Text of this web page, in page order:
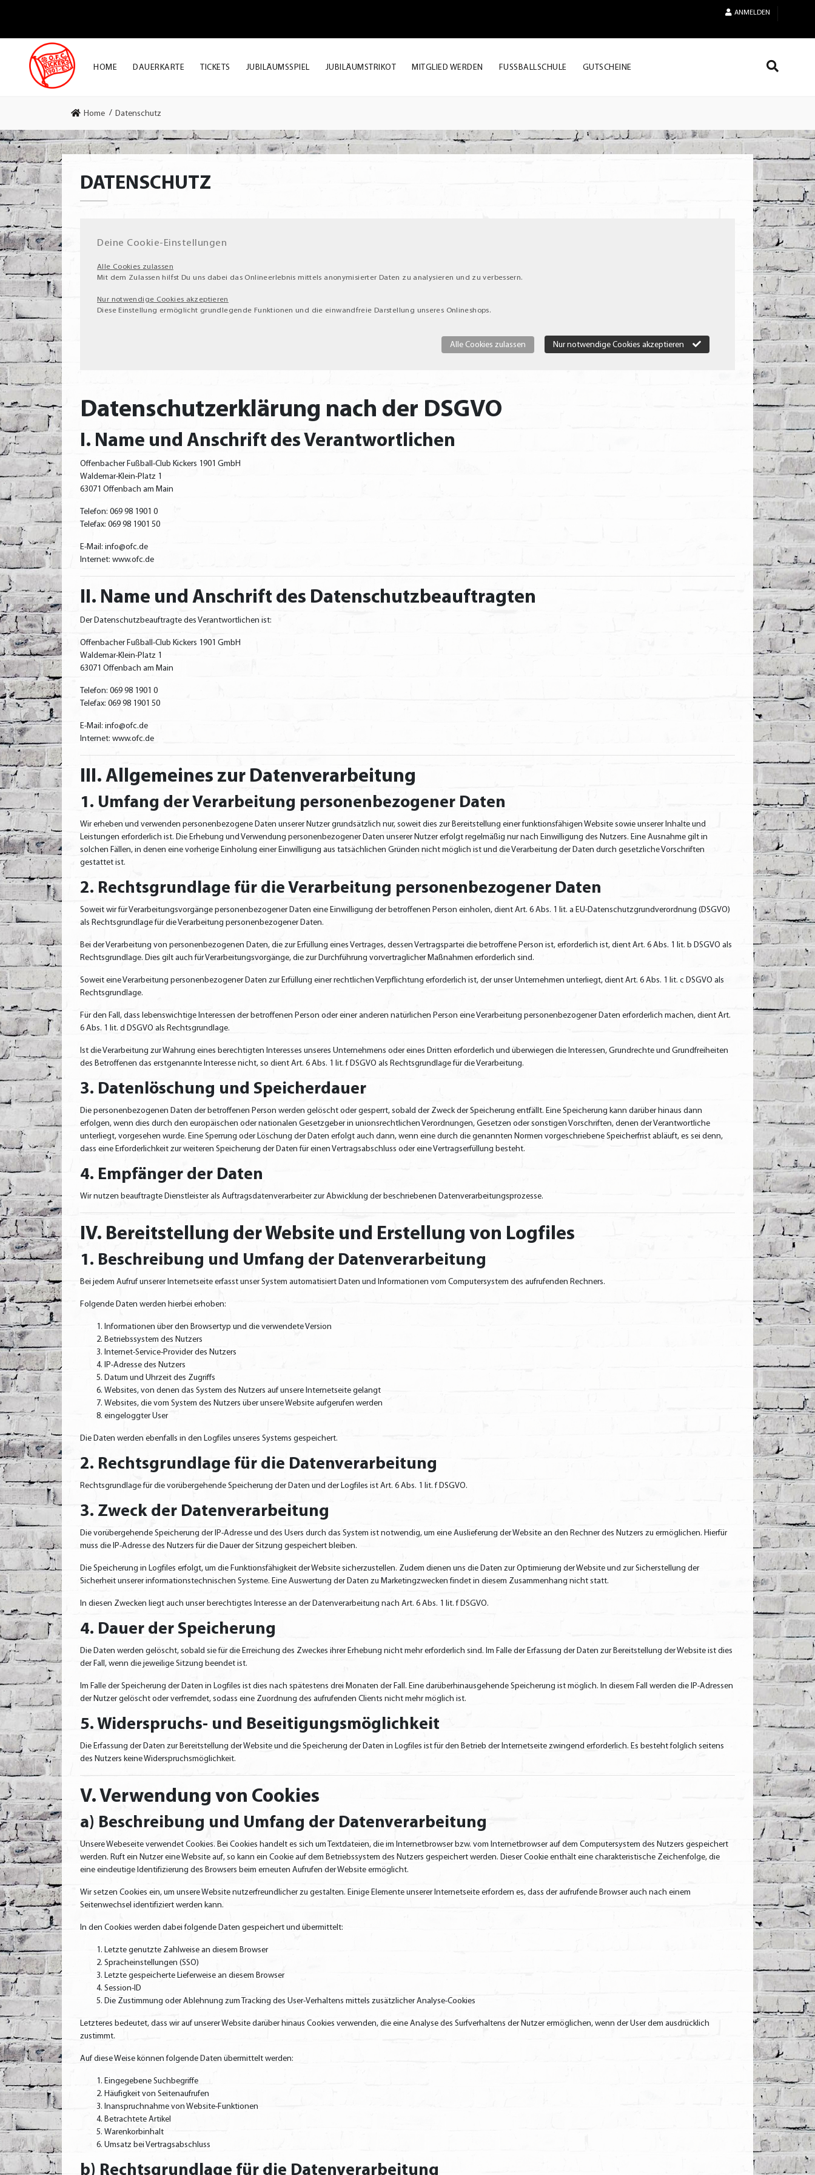
ANMELDEN
HOME DAUERKARTE TICKETS JUBILÄUMSSPIEL JUBILÄUMSTRIKOT MITGLIED WERDEN FUSSBALLSCHULE GUTSCHEINE
Home Datenschutz
DATENSCHUTZ
Deine Cookie-Einstellungen
Alle Cookies zulassen
Mit dem Zulassen hilfst Du uns dabei das Onlineerlebnis mittels anonymisierter Daten zu analysieren und zu verbessern.
Nur notwendige Cookies akzeptieren
Diese Einstellung ermöglicht grundlegende Funktionen und die einwandfreie Darstellung unseres Onlineshops.
Alle Cookies zulassen Nur notwendige Cookies akzeptieren
Datenschutzerklärung nach der DSGVO
I. Name und Anschrift des Verantwortlichen
Offenbacher Fußball-Club Kickers 1901 GmbH
Waldemar-Klein-Platz 1
63071 Offenbach am Main
Telefon: 069 98 1901 0
Telefax: 069 98 1901 50
E-Mail: info@ofc.de
Internet: www.ofc.de
II. Name und Anschrift des Datenschutzbeauftragten
Der Datenschutzbeauftragte des Verantwortlichen ist:
Offenbacher Fußball-Club Kickers 1901 GmbH
Waldemar-Klein-Platz 1
63071 Offenbach am Main
Telefon: 069 98 1901 0
Telefax: 069 98 1901 50
E-Mail: info@ofc.de
Internet: www.ofc.de
III. Allgemeines zur Datenverarbeitung
1. Umfang der Verarbeitung personenbezogener Daten
Wir erheben und verwenden personenbezogene Daten unserer Nutzer grundsätzlich nur, soweit dies zur Bereitstellung einer funktionsfähigen Website sowie unserer Inhalte und
Leistungen erforderlich ist. Die Erhebung und Verwendung personenbezogener Daten unserer Nutzer erfolgt regelmäßig nur nach Einwilligung des Nutzers. Eine Ausnahme gilt in
solchen Fällen, in denen eine vorherige Einholung einer Einwilligung aus tatsächlichen Gründen nicht möglich ist und die Verarbeitung der Daten durch gesetzliche Vorschriften
gestattet ist.
2. Rechtsgrundlage für die Verarbeitung personenbezogener Daten
Soweit wir für Verarbeitungsvorgänge personenbezogener Daten eine Einwilligung der betroffenen Person einholen, dient Art. 6 Abs. 1 lit. a EU-Datenschutzgrundverordnung (DSGVO)
als Rechtsgrundlage für die Verarbeitung personenbezogener Daten.
Bei der Verarbeitung von personenbezogenen Daten, die zur Erfüllung eines Vertrages, dessen Vertragspartei die betroffene Person ist, erforderlich ist, dient Art. 6 Abs. 1 lit. b DSGVO als
Rechtsgrundlage. Dies gilt auch für Verarbeitungsvorgänge, die zur Durchführung vorvertraglicher Maßnahmen erforderlich sind.
Soweit eine Verarbeitung personenbezogener Daten zur Erfüllung einer rechtlichen Verpflichtung erforderlich ist, der unser Unternehmen unterliegt, dient Art. 6 Abs. 1 lit. c DSGVO als
Rechtsgrundlage.
Für den Fall, dass lebenswichtige Interessen der betroffenen Person oder einer anderen natürlichen Person eine Verarbeitung personenbezogener Daten erforderlich machen, dient Art.
6 Abs. 1 lit. d DSGVO als Rechtsgrundlage.
Ist die Verarbeitung zur Wahrung eines berechtigten Interesses unseres Unternehmens oder eines Dritten erforderlich und überwiegen die Interessen, Grundrechte und Grundfreiheiten
des Betroffenen das erstgenannte Interesse nicht, so dient Art. 6 Abs. 1 lit. f DSGVO als Rechtsgrundlage für die Verarbeitung.
3. Datenlöschung und Speicherdauer
Die personenbezogenen Daten der betroffenen Person werden gelöscht oder gesperrt, sobald der Zweck der Speicherung entfällt. Eine Speicherung kann darüber hinaus dann
erfolgen, wenn dies durch den europäischen oder nationalen Gesetzgeber in unionsrechtlichen Verordnungen, Gesetzen oder sonstigen Vorschriften, denen der Verantwortliche
unterliegt, vorgesehen wurde. Eine Sperrung oder Löschung der Daten erfolgt auch dann, wenn eine durch die genannten Normen vorgeschriebene Speicherfrist abläuft, es sei denn,
dass eine Erforderlichkeit zur weiteren Speicherung der Daten für einen Vertragsabschluss oder eine Vertragserfüllung besteht.
4. Empfänger der Daten
Wir nutzen beauftragte Dienstleister als Auftragsdatenverarbeiter zur Abwicklung der beschriebenen Datenverarbeitungsprozesse.
IV. Bereitstellung der Website und Erstellung von Logfiles
1. Beschreibung und Umfang der Datenverarbeitung
Bei jedem Aufruf unserer Internetseite erfasst unser System automatisiert Daten und Informationen vom Computersystem des aufrufenden Rechners.
Folgende Daten werden hierbei erhoben:
Informationen über den Browsertyp und die verwendete Version
Betriebssystem des Nutzers
Internet-Service-Provider des Nutzers
IP-Adresse des Nutzers
Datum und Uhrzeit des Zugriffs
Websites, von denen das System des Nutzers auf unsere Internetseite gelangt
Websites, die vom System des Nutzers über unsere Website aufgerufen werden
eingeloggter User
Die Daten werden ebenfalls in den Logfiles unseres Systems gespeichert.
2. Rechtsgrundlage für die Datenverarbeitung
Rechtsgrundlage für die vorübergehende Speicherung der Daten und der Logfiles ist Art. 6 Abs. 1 lit. f DSGVO.
3. Zweck der Datenverarbeitung
Die vorübergehende Speicherung der IP-Adresse und des Users durch das System ist notwendig, um eine Auslieferung der Website an den Rechner des Nutzers zu ermöglichen. Hierfür
muss die IP-Adresse des Nutzers für die Dauer der Sitzung gespeichert bleiben.
Die Speicherung in Logfiles erfolgt, um die Funktionsfähigkeit der Website sicherzustellen. Zudem dienen uns die Daten zur Optimierung der Website und zur Sicherstellung der
Sicherheit unserer informationstechnischen Systeme. Eine Auswertung der Daten zu Marketingzwecken findet in diesem Zusammenhang nicht statt.
In diesen Zwecken liegt auch unser berechtigtes Interesse an der Datenverarbeitung nach Art. 6 Abs. 1 lit. f DSGVO.
4. Dauer der Speicherung
Die Daten werden gelöscht, sobald sie für die Erreichung des Zweckes ihrer Erhebung nicht mehr erforderlich sind. Im Falle der Erfassung der Daten zur Bereitstellung der Website ist dies
der Fall, wenn die jeweilige Sitzung beendet ist.
Im Falle der Speicherung der Daten in Logfiles ist dies nach spätestens drei Monaten der Fall. Eine darüberhinausgehende Speicherung ist möglich. In diesem Fall werden die IP-Adressen
der Nutzer gelöscht oder verfremdet, sodass eine Zuordnung des aufrufenden Clients nicht mehr möglich ist.
5. Widerspruchs- und Beseitigungsmöglichkeit
Die Erfassung der Daten zur Bereitstellung der Website und die Speicherung der Daten in Logfiles ist für den Betrieb der Internetseite zwingend erforderlich. Es besteht folglich seitens
des Nutzers keine Widerspruchsmöglichkeit.
V. Verwendung von Cookies
a) Beschreibung und Umfang der Datenverarbeitung
Unsere Webeseite verwendet Cookies. Bei Cookies handelt es sich um Textdateien, die im Internetbrowser bzw. vom Internetbrowser auf dem Computersystem des Nutzers gespeichert
werden. Ruft ein Nutzer eine Website auf, so kann ein Cookie auf dem Betriebssystem des Nutzers gespeichert werden. Dieser Cookie enthält eine charakteristische Zeichenfolge, die
eine eindeutige Identifizierung des Browsers beim erneuten Aufrufen der Website ermöglicht.
Wir setzen Cookies ein, um unsere Website nutzerfreundlicher zu gestalten. Einige Elemente unserer Internetseite erfordern es, dass der aufrufende Browser auch nach einem
Seitenwechsel identifiziert werden kann.
In den Cookies werden dabei folgende Daten gespeichert und übermittelt:
Letzte genutzte Zahlweise an diesem Browser
Spracheinstellungen (SSO)
Letzte gespeicherte Lieferweise an diesem Browser
Session-ID
Die Zustimmung oder Ablehnung zum Tracking des User-Verhaltens mittels zusätzlicher Analyse-Cookies
Letzteres bedeutet, dass wir auf unserer Website darüber hinaus Cookies verwenden, die eine Analyse des Surfverhaltens der Nutzer ermöglichen, wenn der User dem ausdrücklich
zustimmt.
Auf diese Weise können folgende Daten übermittelt werden:
Eingegebene Suchbegriffe
Häufigkeit von Seitenaufrufen
Inanspruchnahme von Website-Funktionen
Betrachtete Artikel
Warenkorbinhalt
Umsatz bei Vertragsabschluss
b) Rechtsgrundlage für die Datenverarbeitung